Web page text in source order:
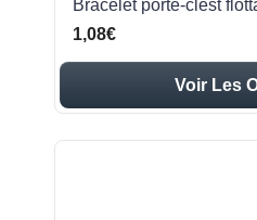
Bracelet porte-clést
1,08€
Voir Les